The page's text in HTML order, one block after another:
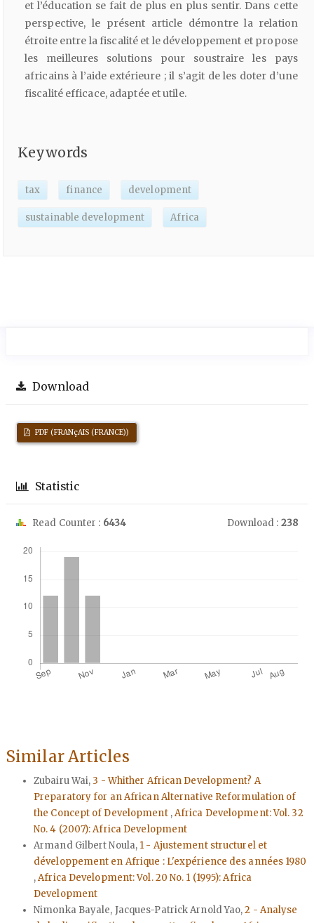
et l’éducation se fait de plus en plus sentir. Dans cette
perspective, le présent article démontre la relation
étroite entre la fiscalité et le développement et propose
les meilleures solutions pour soustraire les pays
africains à l’aide extérieure ; il s’agit de les doter d’une
fiscalité efficace, adaptée et utile.
Keywords
tax finance development
sustainable development Africa
Download
PDF (FRANçAIS (FRANCE))
Statistic
Read Counter : 6434 Download : 238
Similar Articles
Zubairu Wai, 3 - Whither African Development? A
Preparatory for an African Alternative Reformulation of
the Concept of Development ,Africa Development: Vol. 32
No. 4 (2007): Africa Development
Armand Gilbert Noula, 1 - Ajustement structurel et
développement en Afrique : L'expérience des années 1980
,Africa Development: Vol. 20 No. 1 (1995): Africa
Development
Nimonka Bayale, Jacques-Patrick Arnold Yao,2 - Analyse